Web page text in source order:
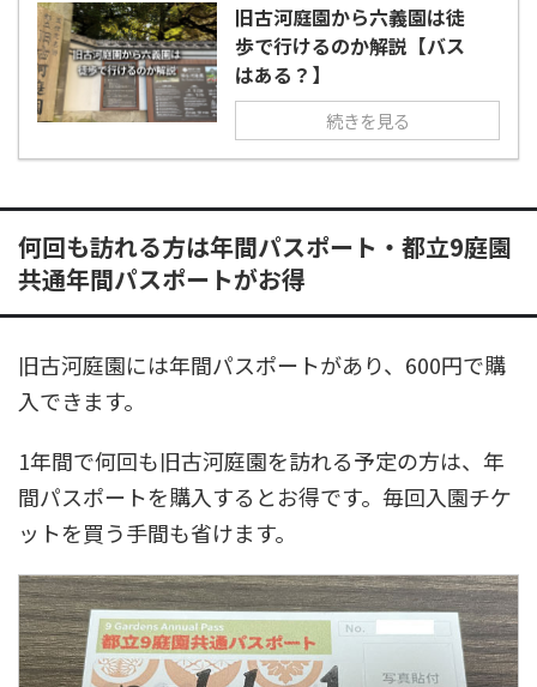
旧古河庭園から六義園は徒
歩で行けるのか解説【バス
はある？】
続きを見る
何回も訪れる方は年間パスポート・都立9庭園
共通年間パスポートがお得
旧古河庭園には年間パスポートがあり、600円で購
入できます。
1年間で何回も旧古河庭園を訪れる予定の方は、年
間パスポートを購入するとお得です。毎回入園チケ
ットを買う手間も省けます。